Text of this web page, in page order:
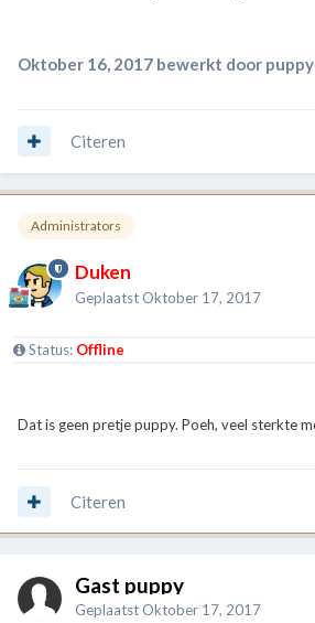
Oktober 16, 2017 bewerkt door puppy
Citeren
Administrators
Duken
Geplaatst Oktober 17, 2017
Status: Offline
Dat is geen pretje puppy. Poeh, veel sterkte
Citeren
Gast puppy
Geplaatst Oktober 17, 2017